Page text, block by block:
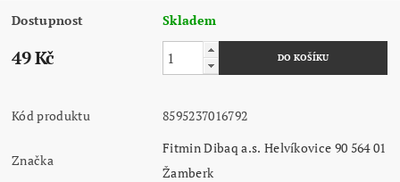
Dostupnost Skladem
49 Kč
Kód produktu 8595237016792
Značka
Fitmin Dibaq a.s. Helvíkovice 90 564 01
Žamberk